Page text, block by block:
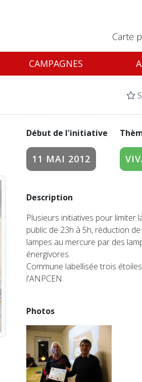
Carte
CAMPAGNES
Début de l'initiative
11 MAI 2012
Description
Plusieurs initiatives pour limiter
public de 23h à 5h, réduction
lampes au mercure par des
énergivores.
Commune labellisée trois
l'ANPCEN.
Photos